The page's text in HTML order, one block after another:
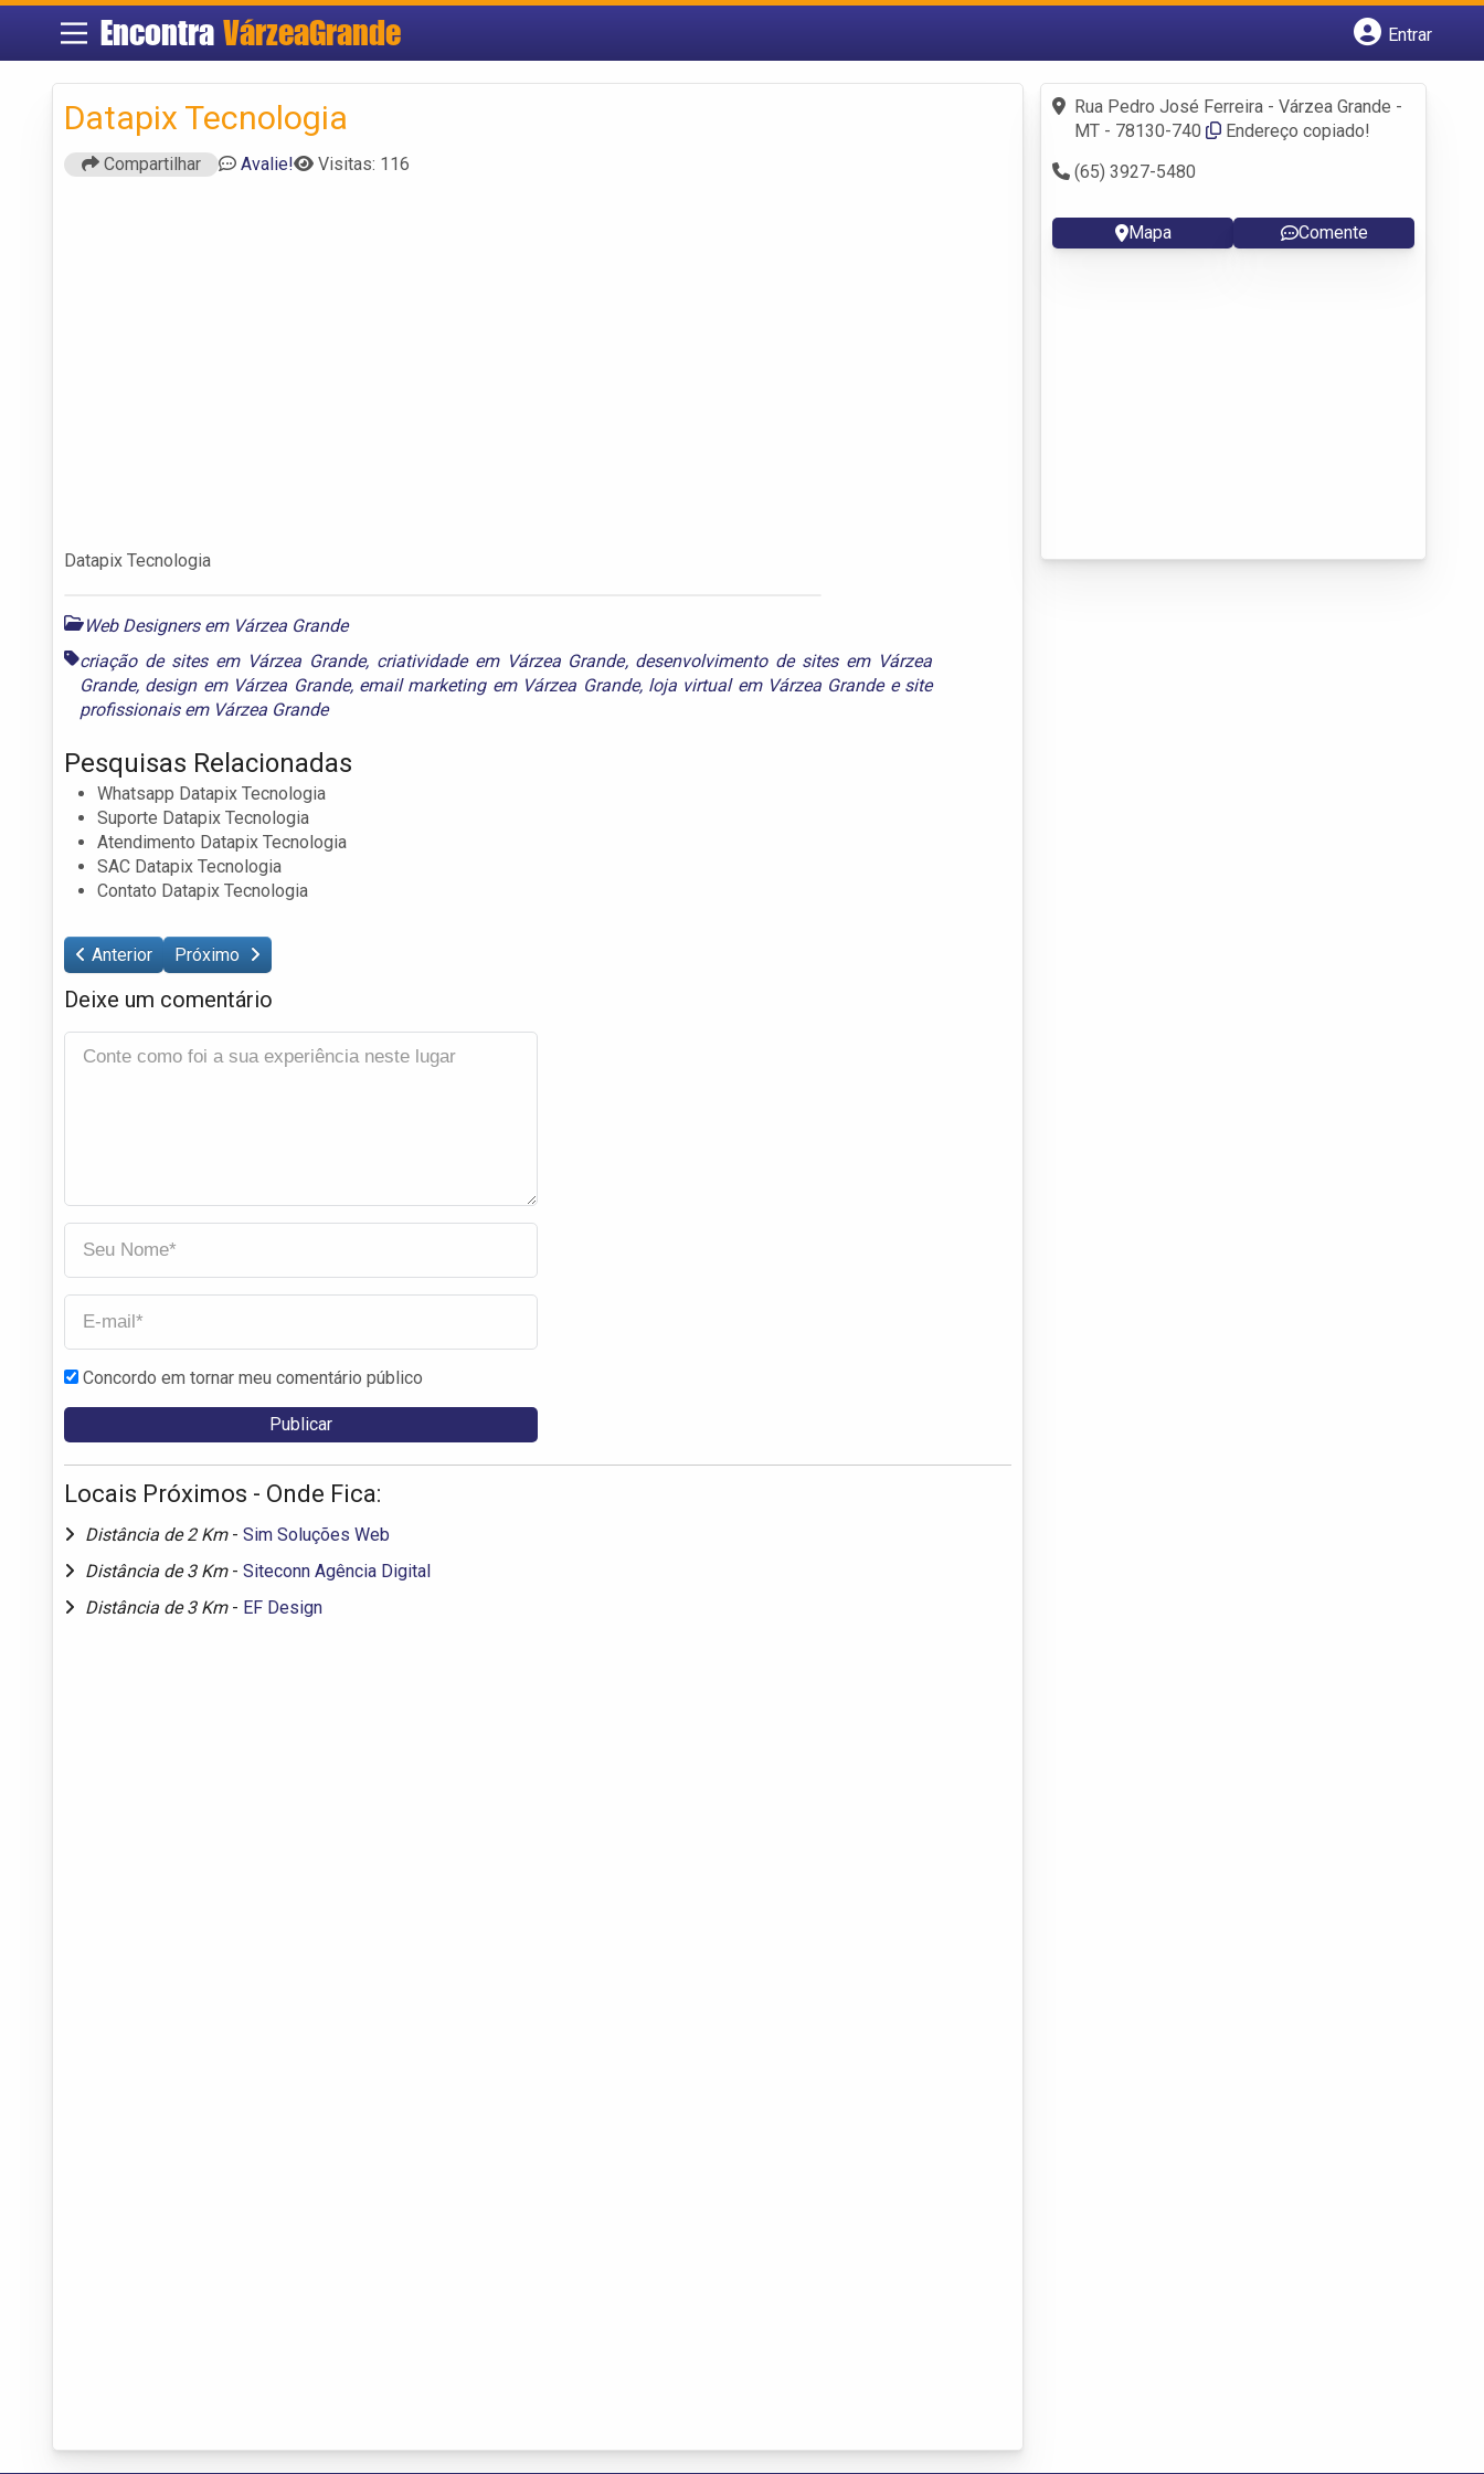
Encontra VárzeaGrande
Entrar
Fazer login
Criar conta
Datapix Tecnologia
Compartilhar Avalie! Visitas: 116
Datapix Tecnologia
Web Designers em Várzea Grande
criação de sites em Várzea Grande, criatividade em Várzea Grande, desenvolvimento de sites em Várzea
Grande, design em Várzea Grande, email marketing em Várzea Grande, loja virtual em Várzea Grandee site
profissionais em Várzea Grande
Pesquisas Relacionadas
Whatsapp Datapix Tecnologia
Suporte Datapix Tecnologia
Atendimento Datapix Tecnologia
SAC Datapix Tecnologia
Contato Datapix Tecnologia
Anterior Próximo
Deixe um comentário
Concordo em tornar meu comentário público
Locais Próximos - Onde Fica:
Distância de 2 Km - Sim Soluções Web
Distância de 3 Km - Siteconn Agência Digital
Distância de 3 Km - EF Design
Rua Pedro José Ferreira - Várzea Grande -
MT - 78130-740
Endereço copiado!
(65) 3927-5480
Mapa Comente